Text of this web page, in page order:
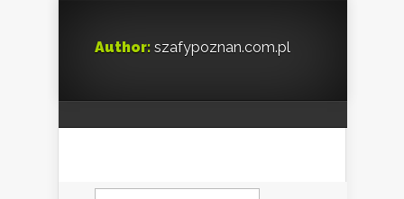
Author: szafypoznan.com.pl
Szukaj: